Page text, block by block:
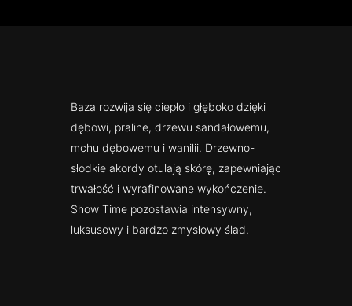
Baza rozwija się ciepło i głęboko dzięki
dębowi, praline, drzewu sandałowemu,
mchu dębowemu i wanilii. Drzewno-
słodkie akordy otulają skórę, zapewniając
trwałość i wyrafinowane wykończenie.
Show Time pozostawia intensywny,
luksusowy i bardzo zmysłowy ślad.